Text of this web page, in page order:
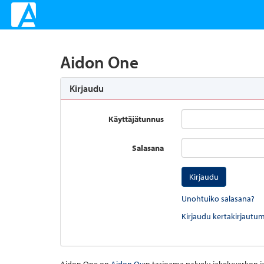
Aidon One
Kirjaudu
Käyttäjätunnus
Salasana
Kirjaudu
Unohtuiko salasana?
Kirjaudu